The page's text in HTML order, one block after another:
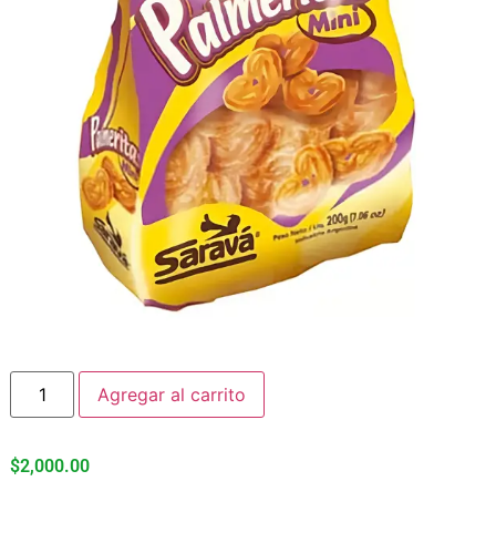
Agregar al carrito
$2,000.00